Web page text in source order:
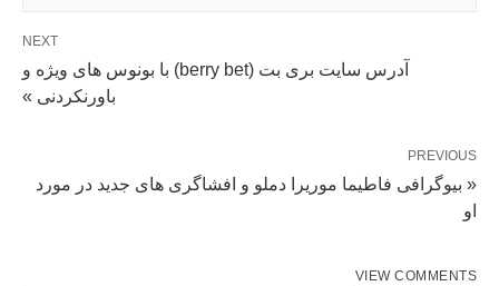
NEXT
آدرس سایت بری بت (berry bet) با بونوس های ویژه و
باورنکردنی »
PREVIOUS
« بیوگرافی فاطیما موریرا دملو و افشاگری های جدید در مورد
او
VIEW COMMENTS